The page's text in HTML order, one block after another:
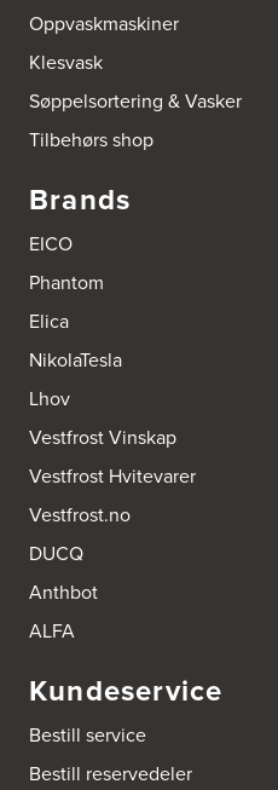
Oppvaskmaskiner
Klesvask
Søppelsortering & Vasker
Tilbehørs shop
Brands
EICO
Phantom
Elica
NikolaTesla
Lhov
Vestfrost Vinskap
Vestfrost Hvitevarer
Vestfrost.no
DUCQ
Anthbot
ALFA
Kundeservice
Bestill service
Bestill reservedeler